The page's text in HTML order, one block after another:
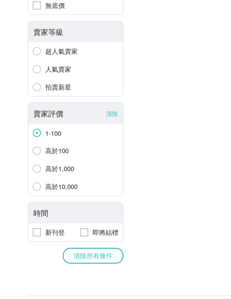
無底價
賣家等級
超人氣賣家
人氣賣家
拍賣新星
賣家評價 清除
1-100
高於100
高於1,000
高於10,000
時間
新刊登 即將結標
清除所有條件